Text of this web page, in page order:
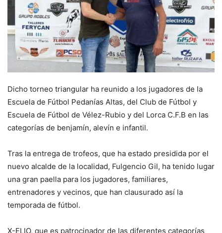
Dicho torneo triangular ha reunido a los jugadores de la
Escuela de Fútbol Pedanías Altas, del Club de Fútbol y
Escuela de Fútbol de Vélez-Rubio y del Lorca C.F.B en las
categorías de benjamín, alevín e infantil.
Tras la entrega de trofeos, que ha estado presidida por el
nuevo alcalde de la localidad, Fulgencio Gil, ha tenido lugar
una gran paella para los jugadores, familiares,
entrenadores y vecinos, que han clausurado así la
temporada de fútbol.
X-ELIO, que es patrocinador de las diferentes categorías